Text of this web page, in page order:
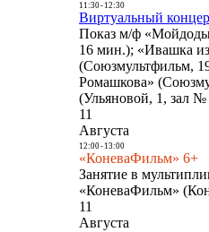
11:30- 12:30
Виртуальный
Показ м/ф
16 мин.); «Ивашка
(Союзмультфильм,
Ромашкова»
(Ульяновой, 1, зал №
11
Августа
12:00- 13:00
«КоневаФильм» 6+
Занятие в
«КоневаФильм»
11
Августа